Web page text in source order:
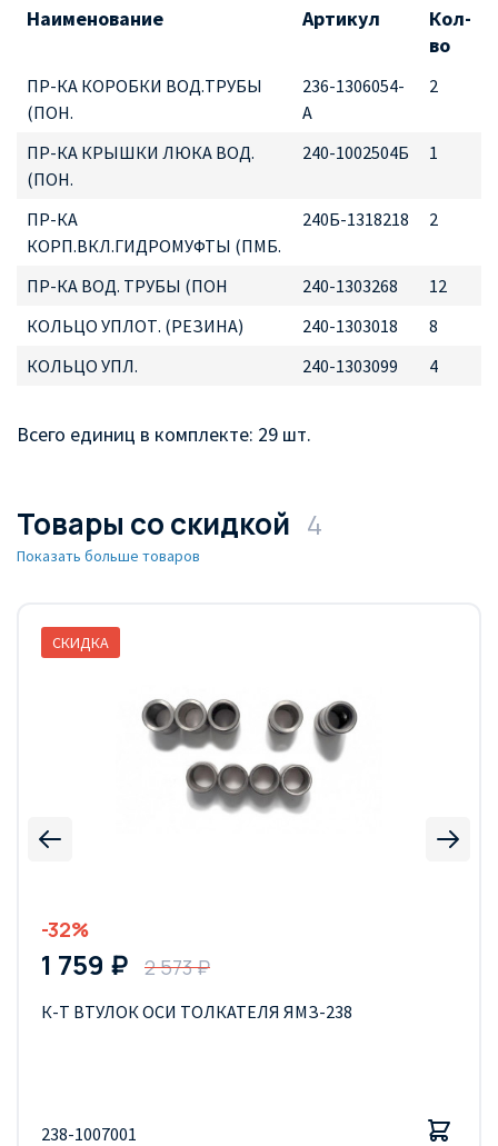
Наименование Артикул
Кол-
во
ПР-КА КОРОБКИ ВОД.ТРУБЫ
(ПОН.
236-1306054-
А
2
ПР-КА КРЫШКИ ЛЮКА ВОД.
(ПОН.
240-1002504Б 1
ПР-КА
КОРП.ВКЛ.ГИДРОМУФТЫ (ПМБ.
240Б-1318218 2
ПР-КА ВОД. ТРУБЫ (ПОН 240-1303268
12
КОЛЬЦО УПЛОТ. (РЕЗИНА)
240-1303018
8
КОЛЬЦО УПЛ.
240-1303099 4
Всего единиц в комплекте: 29 шт.
Товары со скидкой 4
Показать больше товаров
СКИДКА
-32%
1 759 ₽ 2 573 ₽
К-Т ВТУЛОК ОСИ ТОЛКАТЕЛЯ ЯМЗ-238
238-1007001